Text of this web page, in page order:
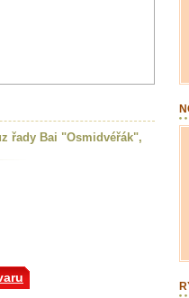
řady Bai "Osmidvéřák",